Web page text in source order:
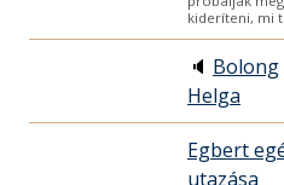
kideríteni, mi
🔈 Bolong
Helga
Egbert
utazása